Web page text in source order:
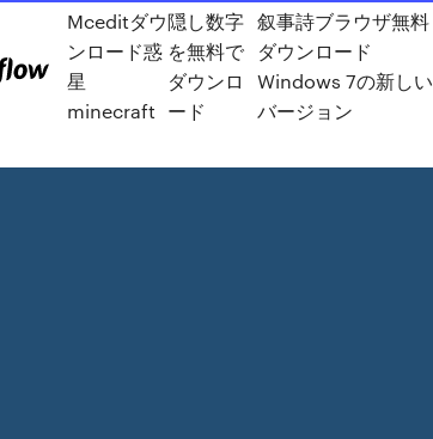
Mceditダウ
ンロード惑
星
minecraft
隠し数字
を無料で
ダウンロ
ード
叙事詩ブラウザ無料
ダウンロード
Windows 7の新しい
バージョン